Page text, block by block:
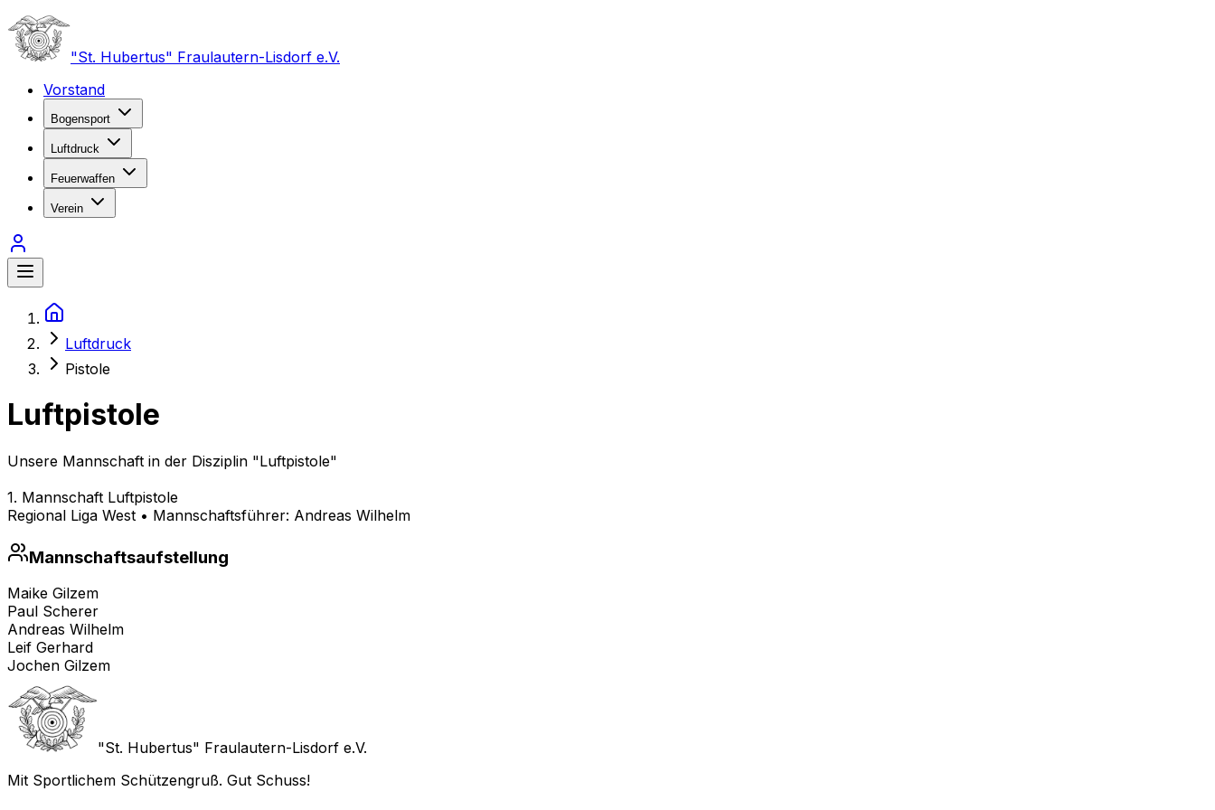
"St. Hubertus" Fraulautern-Lisdorf e.V.
Vorstand
Bogensport
Luftdruck
Feuerwaffen
Verein
Luftdruck
Pistole
Luftpistole
Unsere Mannschaft in der Disziplin "Luftpistole"
1. Mannschaft Luftpistole
Regional Liga West • Mannschaftsführer: Andreas Wilhelm
Mannschaftsaufstellung
Maike Gilzem
Paul Scherer
Andreas Wilhelm
Leif Gerhard
Jochen Gilzem
"St. Hubertus" Fraulautern-Lisdorf e.V.
Mit Sportlichem Schützengruß. Gut Schuss!